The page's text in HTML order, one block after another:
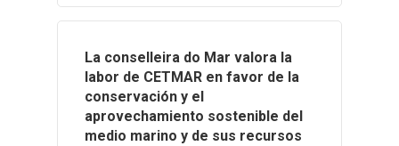
La conselleira do Mar valora la
labor de CETMAR en favor de la
conservación y el
aprovechamiento sostenible del
medio marino y de sus recursos